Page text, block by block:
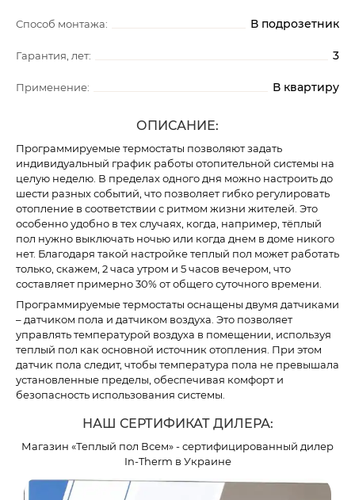
Способ монтажа: В подрозетник
Гарантия, лет: 3
Применение: В квартиру
ОПИСАНИЕ:
Программируемые термостаты позволяют задать
индивидуальный график работы отопительной системы на
целую неделю. В пределах одного дня можно настроить до
шести разных событий, что позволяет гибко регулировать
отопление в соответствии с ритмом жизни жителей. Это
особенно удобно в тех случаях, когда, например, тёплый
пол нужно выключать ночью или когда днем ​​в доме никого
нет. Благодаря такой настройке теплый пол может работать
только, скажем, 2 часа утром и 5 часов вечером, что
составляет примерно 30% от общего суточного времени.
Программируемые термостаты оснащены двумя датчиками
– датчиком пола и датчиком воздуха. Это позволяет
управлять температурой воздуха в помещении, используя
теплый пол как основной источник отопления. При этом
датчик пола следит, чтобы температура пола не превышала
установленные пределы, обеспечивая комфорт и
безопасность использования системы.
НАШ СЕРТИФИКАТ ДИЛЕРА:
Магазин «Теплый пол Всем» - сертифицированный дилер
In-Therm в Украине